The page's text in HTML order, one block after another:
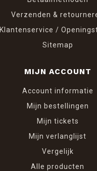
Verzenden &
Klantenservice /
Sitemap
MIJN ACCOUNT
Account informatie
Mijn bestellingen
Mijn tickets
Mijn verlanglijst
Vergelijk
Alle producten